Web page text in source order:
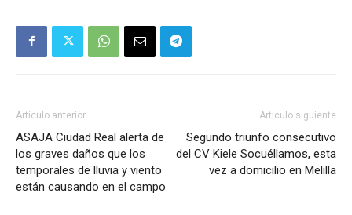
Artículo anterior
ASAJA Ciudad Real alerta de
los graves daños que los
temporales de lluvia y viento
están causando en el campo
Artículo siguiente
Segundo triunfo consecutivo
del CV Kiele Socuéllamos, esta
vez a domicilio en Melilla